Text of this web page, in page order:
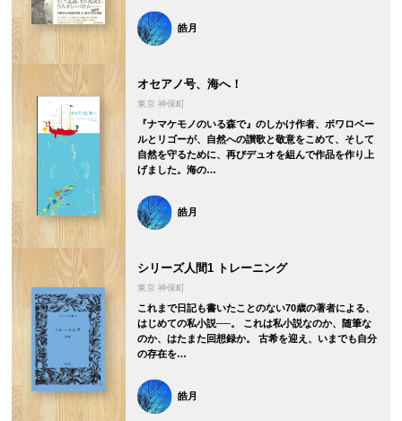
皓月
オセアノ号、海へ！
東京 神保町
『ナマケモノのいる森で』のしかけ作者、ボワロベー
ルとリゴーが、自然への讃歌と敬意をこめて、そして
自然を守るために、再びデュオを組んで作品を作り上
げました。海の…
皓月
シリーズ人間1 トレーニング
東京 神保町
これまで日記も書いたことのない70歳の著者による、
はじめての私小説──。 これは私小説なのか、随筆な
のか、はたまた回想録か。 古希を迎え、いまでも自分
の存在を…
皓月